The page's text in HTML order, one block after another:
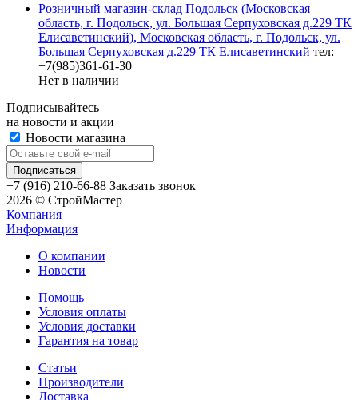
Розничный магазин-склад Подольск (Московская
область, г. Подольск, ул. Большая Серпуховская д.229 ТК
Елисаветинский), Московская область, г. Подольск, ул.
Большая Серпуховская д.229 ТК Елисаветинский тел:
+7(985)361-61-30
Нет в наличии
Подписывайтесь
на новости и акции
Новости магазина
+7 (916) 210-66-88 Заказать звонок
2026 © СтройМастер
Компания
Информация
О компании
Новости
Помощь
Условия оплаты
Условия доставки
Гарантия на товар
Статьи
Производители
Доставка